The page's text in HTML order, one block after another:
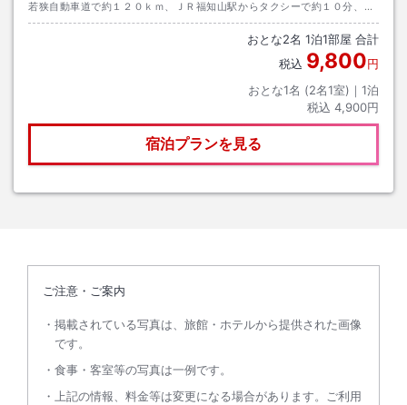
若狭自動車道で約１２０ｋｍ、ＪＲ福知山駅からタクシーで約１０分、宮
福線市民病院口から徒歩約１５分
おとな2名 1泊1部屋 合計
税込 9,800円
おとな1名 (2名1室)｜ 1泊
税込 4,900円
宿泊プランを見る
ご注意・ご案内
掲載されている写真は、旅館・ホテルから提供された画像
です。
食事・客室等の写真は一例です。
上記の情報、料金等は変更になる場合があります。ご利用